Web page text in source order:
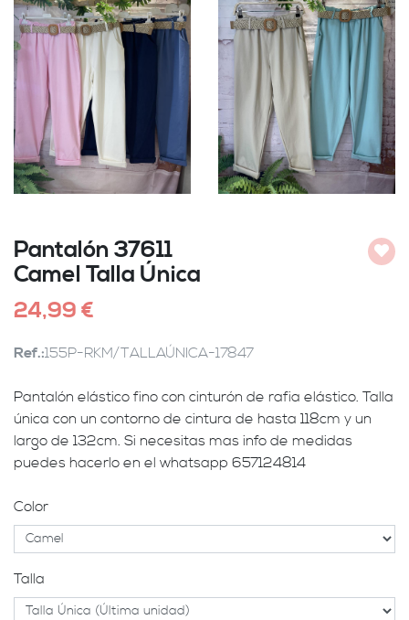
Pantalón 37611
Camel Talla Única
24,99 €
Ref.:155P-RKM/TALLAÚNICA-17847
Pantalón elástico fino con cinturón de rafia elástico. Talla
única con un contorno de cintura de hasta 118cm y un
largo de 132cm. Si necesitas mas info de medidas
puedes hacerlo en el whatsapp 657124814
Color
Talla